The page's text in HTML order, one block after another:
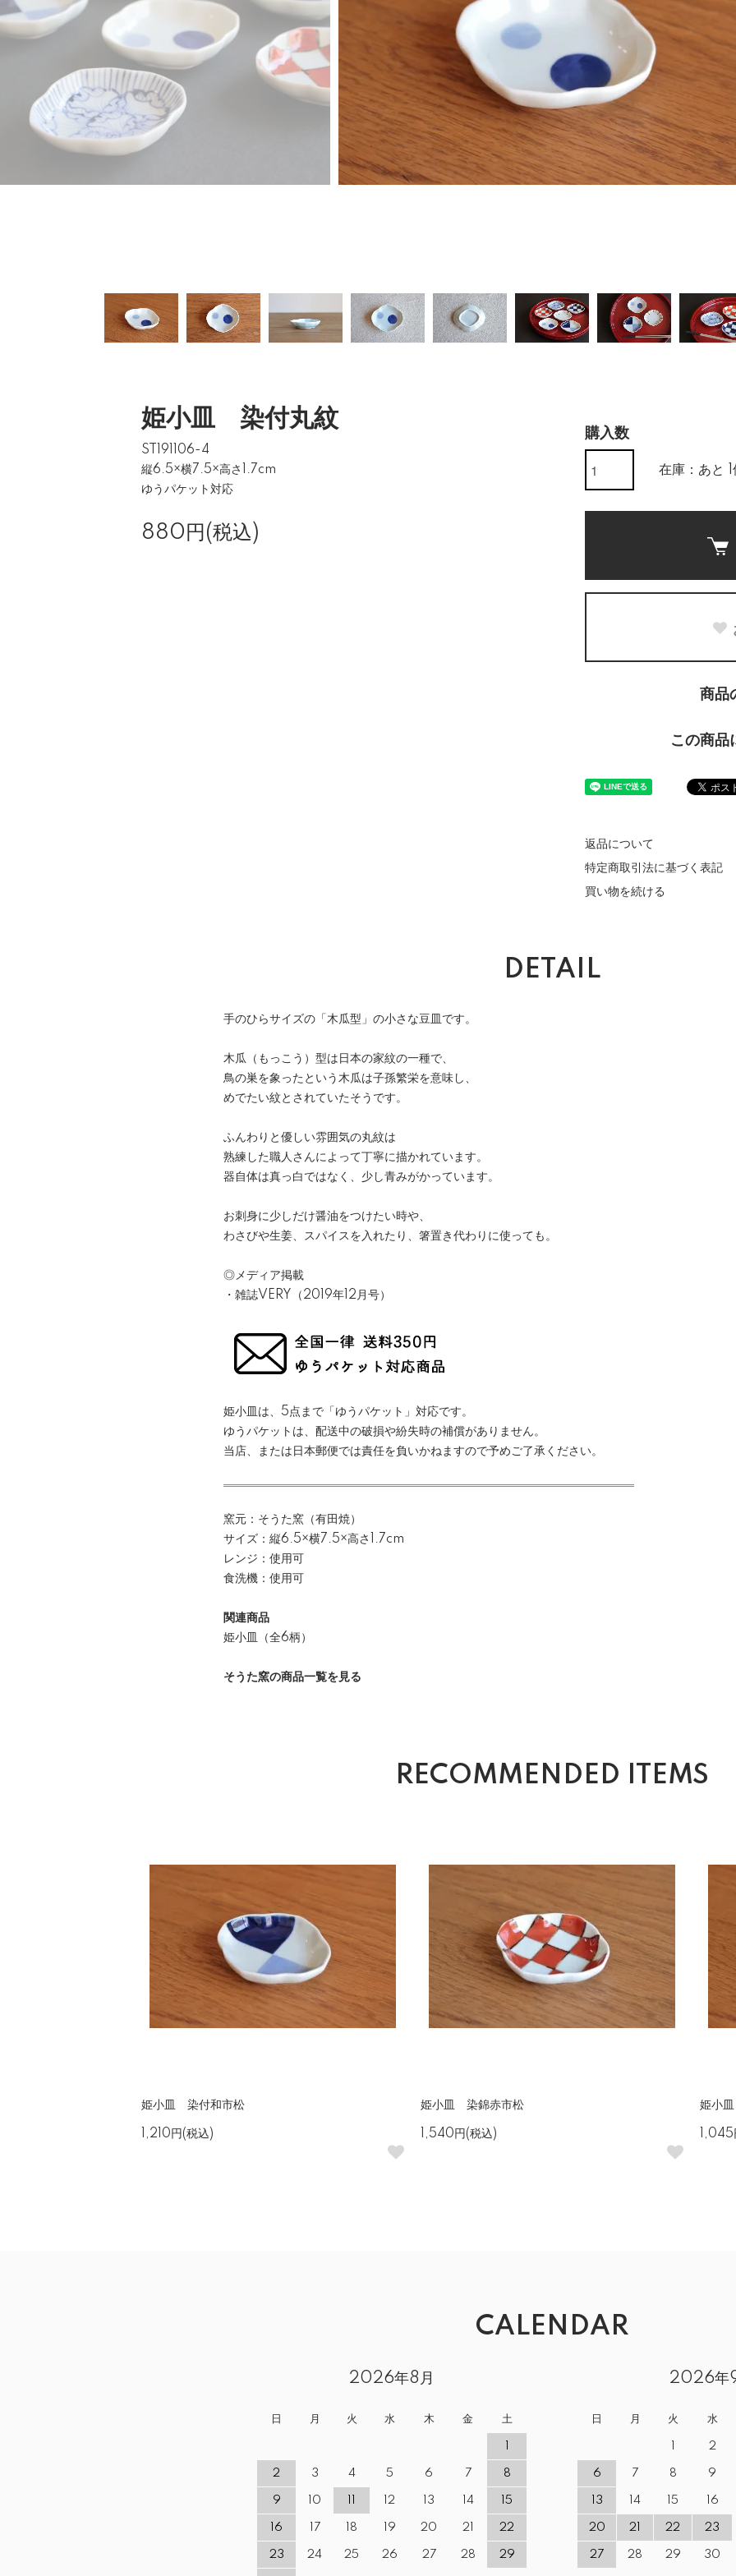
姫小皿 染付丸紋
ST191106-4
縦6.5×横7.5×高さ1.7cm
ゆうパケット対応
880円(税込)
購入数
在庫：あと
商品
この商品
返品について
特定商取引法に基づく表記
買い物を続ける
DETAIL
手のひらサイズの「木瓜型」の小さな豆皿です。
木瓜（もっこう）型は日本の家紋の一種で、
鳥の巣を象ったという木瓜は子孫繁栄を意味し、
めでたい紋とされていたそうです。
ふんわりと優しい雰囲気の丸紋は
熟練した職人さんによって丁寧に描かれています。
器自体は真っ白ではなく、少し青みがかっています。
お刺身に少しだけ醤油をつけたい時や、
わさびや生姜、スパイスを入れたり、箸置き代わりに使っても。
◎メディア掲載
・雑誌VERY（2019年12月号）
姫小皿は、5点まで「ゆうパケット」対応です。
ゆうパケットは、配送中の破損や紛失時の補償がありません。
当店、または日本郵便では責任を負いかねますので予めご了承ください。
窯元：そうた窯（有田焼）
サイズ：縦6.5×横7.5×高さ1.7cm
レンジ：使用可
食洗機：使用可
関連商品
姫小皿（全6柄）
そうた窯の商品一覧を見る
RECOMMENDED ITEMS
姫小皿 染付和市松
1,210円(税込)
姫小皿 染錦赤市松
1,540円(税込)
姫小
CALENDAR
2026年8月
日 月 火 水 木 金 土
2 3 4 5 6 7 8
9 10 12 13 14 15
16 17 18 19 20 21 22
23 24 25 26 27 28 29
2026年
日 月 火 水
2
6 7 8 9
13 14 15 16
20 21 22 23
27 28 29 30